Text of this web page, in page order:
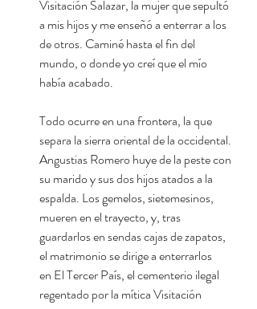
Visitación Salazar, la mujer que sepultó
a mis hijos y me enseñó a enterrar a los
de otros. Caminé hasta el fin del
mundo, o donde yo creí que el mío
había acabado.
Todo ocurre en una frontera, la que
separa la sierra oriental de la occidental.
Angustias Romero huye de la peste con
su marido y sus dos hijos atados a la
espalda. Los gemelos, sietemesinos,
mueren en el trayecto, y, tras
guardarlos en sendas cajas de zapatos,
el matrimonio se dirige a enterrarlos
en El Tercer País, el cementerio ilegal
regentado por la mítica Visitación